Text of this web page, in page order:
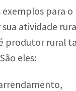
exemplos para
atividade
produtor rural
eles: